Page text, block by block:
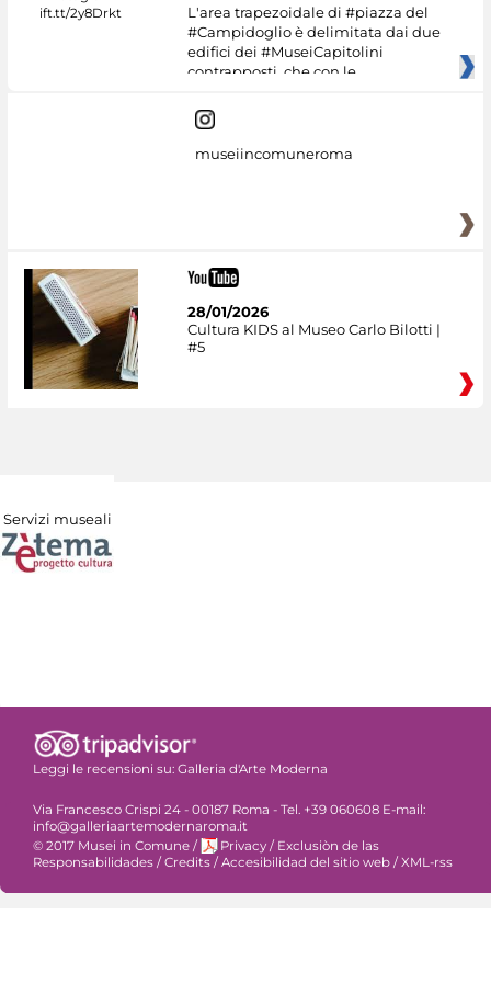
L'area trapezoidale di #piazza del
#Campidoglio è delimitata dai due
edifici dei #MuseiCapitolini
contrapposti, che con le
museiincomuneroma
28/01/2026
Cultura KIDS al Museo Carlo Bilotti |
#5
Servizi museali
Leggi le recensioni su: Galleria d'Arte Moderna
Via Francesco Crispi 24 - 00187 Roma - Tel. +39 060608 E-mail:
info@galleriaartemodernaroma.it
© 2017 Musei in Comune / Privacy / Exclusiòn de las
Responsabilidades / Credits / Accesibilidad del sitio web / XML-rss